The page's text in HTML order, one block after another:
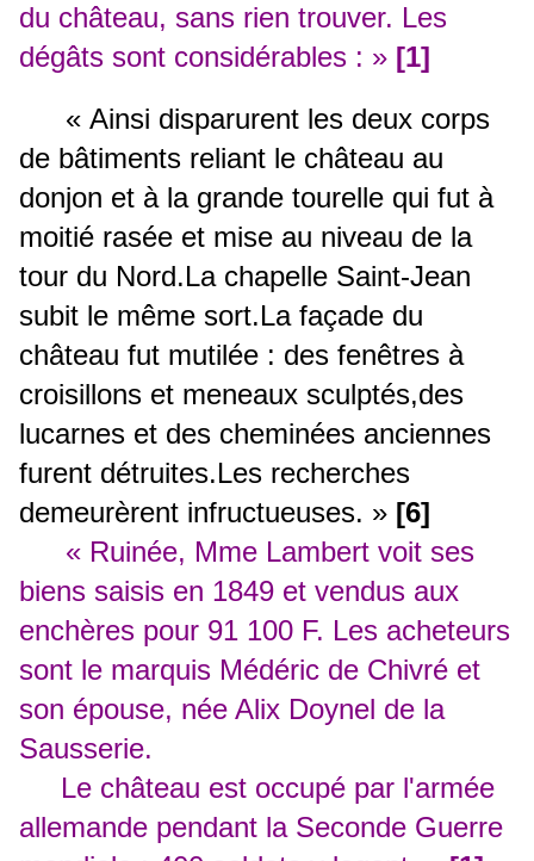
du château, sans rien trouver. Les
dégâts sont considérables : » [1]
« Ainsi disparurent les deux corps
de bâtiments reliant le château au
donjon et à la grande tourelle qui fut à
moitié rasée et mise au niveau de la
tour du Nord.La chapelle Saint-Jean
subit le même sort.La façade du
château fut mutilée : des fenêtres à
croisillons et meneaux sculptés,des
lucarnes et des cheminées anciennes
furent détruites.Les recherches
demeurèrent infructueuses. » [6]
« Ruinée, Mme Lambert voit ses
biens saisis en 1849 et vendus aux
enchères pour 91 100 F. Les acheteurs
sont le marquis Médéric de Chivré et
son épouse, née Alix Doynel de la
Sausserie.
Le château est occupé par l'armée
allemande pendant la Seconde Guerre